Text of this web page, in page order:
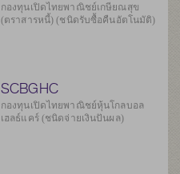
กองทุนเปิดไทยพาณิชย์เกษียณสุข
(ตราสารหนี้) (ชนิดรับซื้อคืนอัตโนมัติ)
SCBGHC
กองทุนเปิดไทยพาณิชย์หุ้นโกลบอล
เฮลธ์แคร์ (ชนิดจ่ายเงินปันผล)